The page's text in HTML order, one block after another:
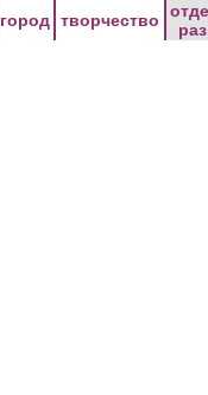
город творчество